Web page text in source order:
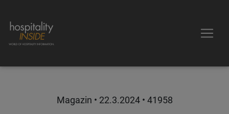
Magazin • 22.3.2024• 41958